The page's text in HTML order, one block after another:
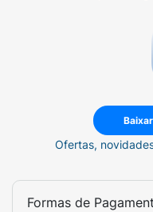
Ofertas,
Formas de